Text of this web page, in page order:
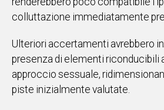
colluttazione immediatamente
Ulteriori accertamenti avrebbero
presenza di elementi riconducibili
approccio sessuale,
piste inizialmente valutate.